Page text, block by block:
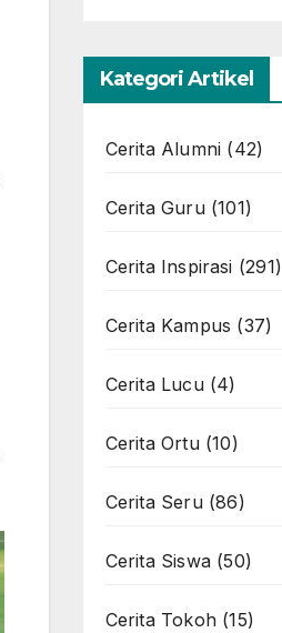
Kategori Artikel
Cerita Alumni (42)
Cerita Guru(101)
Cerita Inspirasi (291)
Cerita Kampus (37)
Cerita Lucu(4)
Cerita Ortu(10)
Cerita Seru(86)
Cerita Siswa(50)
Cerita Tokoh(15)